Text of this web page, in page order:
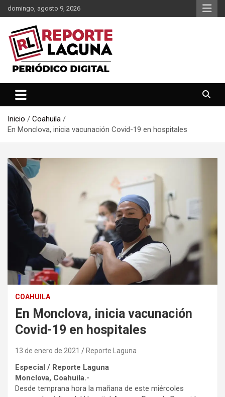
Saltar
al
contenido
domingo, agosto 9, 2026
Reporte Laguna
Inicio
Coahuila
En Monclova, inicia vacunación Covid-19 en hospitales
COAHUILA
En Monclova, inicia vacunación
Covid-19 en hospitales
13 de enero de 2021 Reporte Laguna
Especial / Reporte Laguna
Monclova, Coahuila.-
Desde temprana hora la mañana de este miércoles